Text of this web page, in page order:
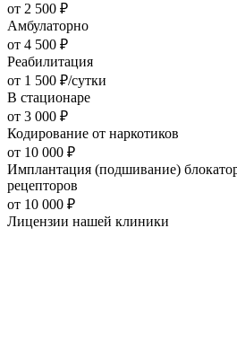
от 2 500 ₽
Амбулаторно
от 4 500 ₽
Реабилитация
от 1 500 ₽/сутки
В стационаре
от 3 000 ₽
Кодирование от наркотиков
от 10 000 ₽
Имплантация (подшивание)
рецепторов
от 10 000 ₽
Лицензии нашей клиники